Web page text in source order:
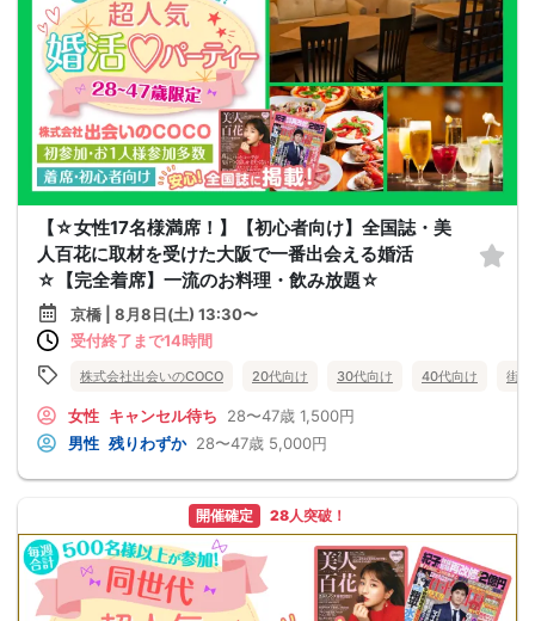
【☆女性17名様満席！】【初心者向け】全国誌・美
人百花に取材を受けた大阪で一番出会える婚活
☆【完全着席】一流のお料理・飲み放題☆
京橋 | 8月8日(土) 13:30〜
受付終了まで14時間
株式会社出会いのCOCO 20代向け 30代向け 40代向け 街
女性 キャンセル待ち 28〜47歳 1,500円
男性 残りわずか 28〜47歳 5,000円
開催確定 28人突破！